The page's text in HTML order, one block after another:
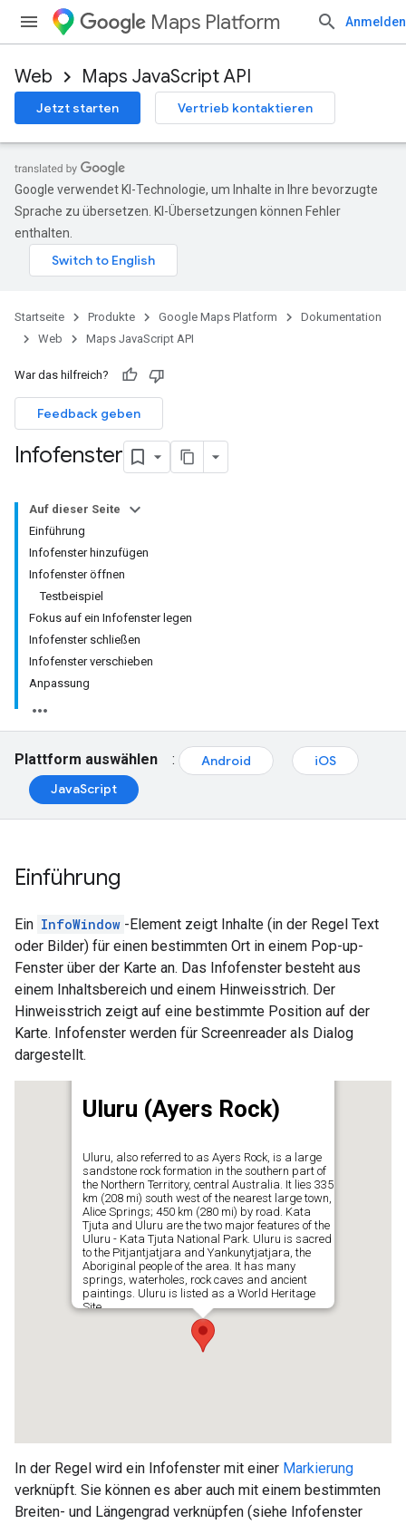
Maps Platform Anmelden
Web Maps JavaScript API
Jetzt starten Vertrieb kontaktieren
Google verwendet KI-Technologie, um Inhalte in Ihre bevorzugte
Sprache zu übersetzen. KI-Übersetzungen können Fehler
enthalten.
Startseite Produkte Google Maps Platform
Dokumentation
Web
Maps JavaScript API
War das hilfreich?
Feedback geben
Infofenster
Auf dieser Seite
Einführung
Infofenster hinzufügen
Infofenster öffnen
Testbeispiel
Fokus auf ein Infofenster legen
Infofenster schließen
Infofenster verschieben
Anpassung
Plattform auswählen : Android
iOS
JavaScript
Einführung
Ein InfoWindow -Element zeigt Inhalte (in der Regel Text
oder Bilder) für einen bestimmten Ort in einem Pop-up-
Fenster über der Karte an. Das Infofenster besteht aus
einem Inhaltsbereich und einem Hinweisstrich. Der
Hinweisstrich zeigt auf eine bestimmte Position auf der
Karte. Infofenster werden für Screenreader als Dialog
dargestellt.
In der Regel wird ein Infofenster mit einer Markierung
verknüpft. Sie können es aber auch mit einem bestimmten
Breiten- und Längengrad verknüpfen (siehe Infofenster